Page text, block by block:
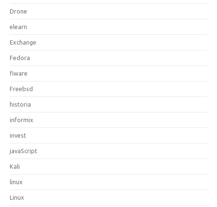
Drone
elearn
Exchange
Fedora
fiware
Freebsd
historia
informix
invest
javaScript
Kali
linux
Linux